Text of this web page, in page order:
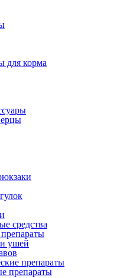
для корма
средства
и ушей
препараты
препараты